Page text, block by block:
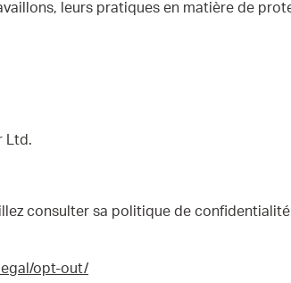
leurs pratiques en matière de
Ltd.
consulter sa politique de
opt-out/